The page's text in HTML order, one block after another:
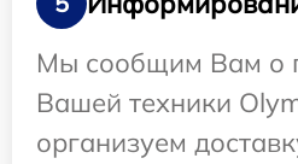
Мы сообщим Вам о
Вашей техники
организуем